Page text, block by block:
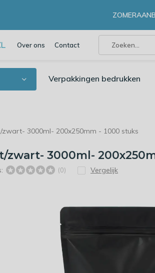
Over ons Contact
Verpakkingen bedrukken
3000ml- 200x250mm - 1000 stuks
zwart- 3000ml-
(0) Vergelijk